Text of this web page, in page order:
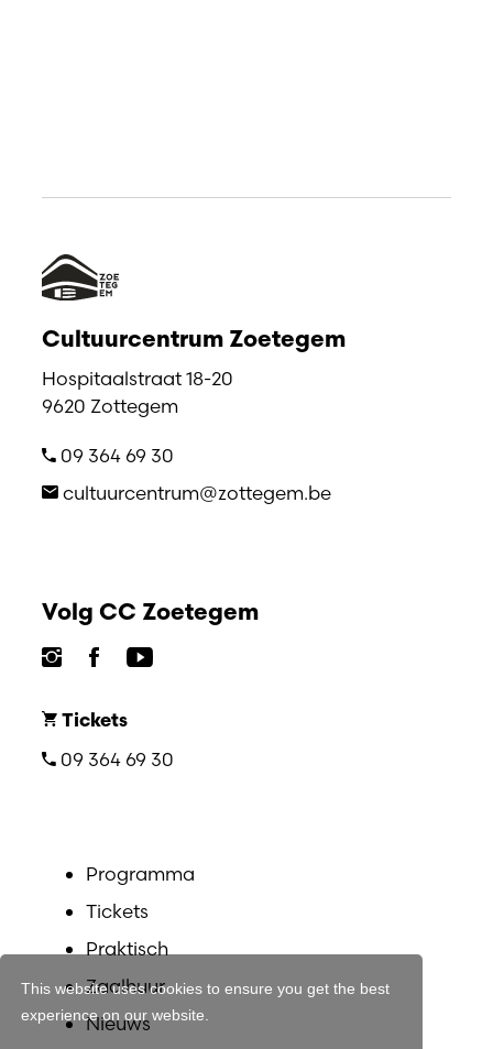
This website uses cookies to ensure you get the best
experience on our website.
Cultuurcentrum Zoetegem
Hospitaalstraat 18-20
9620 Zottegem
09 364 69 30
cultuurcentrum@zottegem.be
Volg CC Zoetegem
Tickets
09 364 69 30
Programma
Tickets
Praktisch
Zaalhuur
Nieuws